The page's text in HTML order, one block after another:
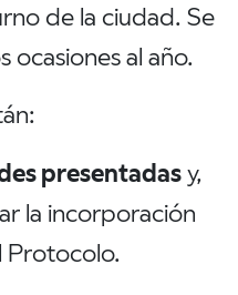
de la ciudad. Se
ocasiones al año.
presentadasy,
la incorporación
Protocolo.